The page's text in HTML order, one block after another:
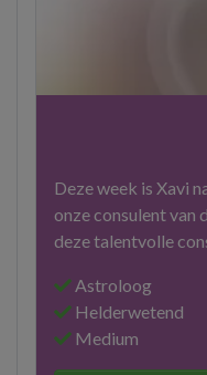
Deze week is Xavi
onze consulent van
deze talentvolle
Astroloog
Helderwetend
Medium